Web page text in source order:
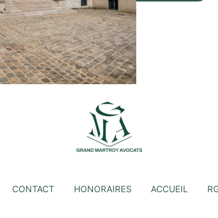
CONTACT HONORAIRES ACCUEIL